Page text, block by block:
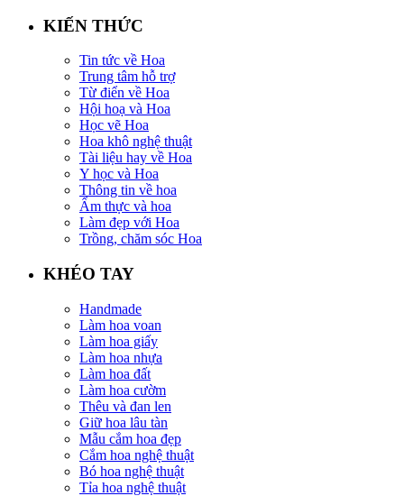
KIẾN THỨC
Tin tức về Hoa
Trung tâm hỗ trợ
Từ điển về Hoa
Hội hoạ và Hoa
Học vẽ Hoa
Hoa khô nghệ thuật
Tài liệu hay về Hoa
Y học và Hoa
Thông tin về hoa
Ẩm thực và hoa
Làm đẹp với Hoa
Trồng, chăm sóc Hoa
KHÉO TAY
Handmade
Làm hoa voan
Làm hoa giấy
Làm hoa nhựa
Làm hoa đất
Làm hoa cườm
Thêu và đan len
Giữ hoa lâu tàn
Mẫu cắm hoa đẹp
Cắm hoa nghệ thuật
Bó hoa nghệ thuật
Tỉa hoa nghệ thuật